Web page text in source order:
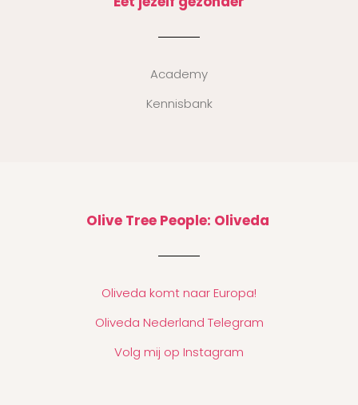
Academy
Kennisbank
Olive Tree People: Oliveda
Oliveda komt naar Europa!
Oliveda Nederland Telegram
Volg mij op Instagram